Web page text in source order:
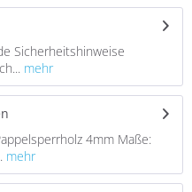
Sicherheitshinweise
mehr
4mm Maße:
mehr